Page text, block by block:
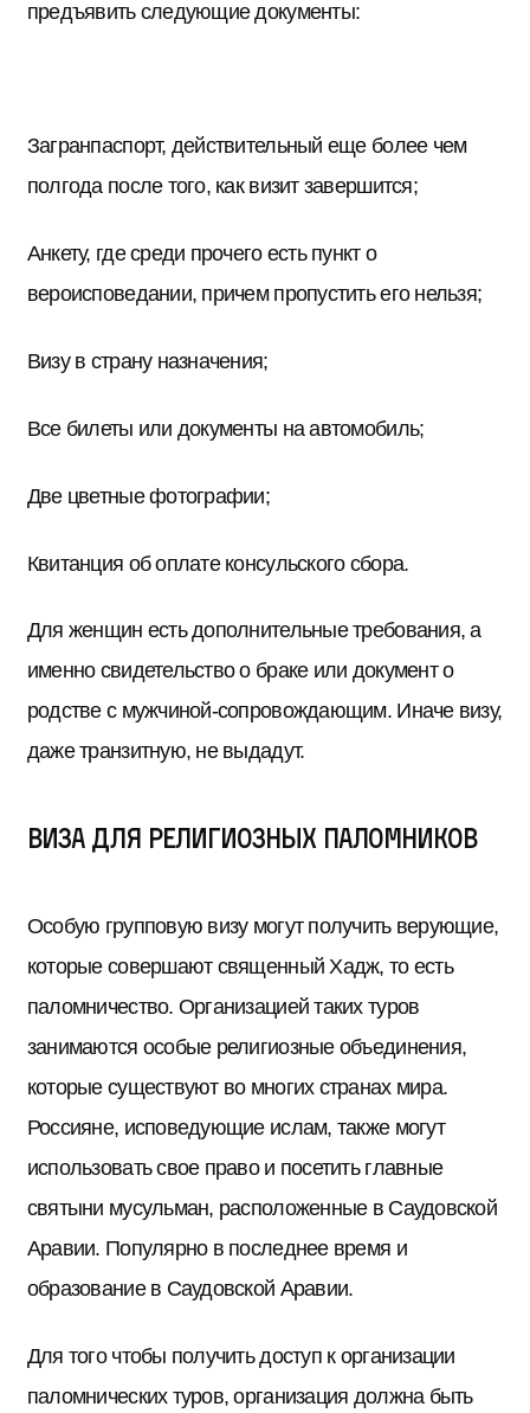
предъявить следующие документы:
Загранпаспорт, действительный еще более чем
полгода после того, как визит завершится;
Анкету, где среди прочего есть пункт о
вероисповедании, причем пропустить его нельзя;
Визу в страну назначения;
Все билеты или документы на автомобиль;
Две цветные фотографии;
Квитанция об оплате консульского сбора.
Для женщин есть дополнительные требования, а
именно свидетельство о браке или документ о
родстве с мужчиной-сопровождающим. Иначе визу,
даже транзитную, не выдадут.
Виза для религиозных паломников
Особую групповую визу могут получить верующие,
которые совершают священный Хадж, то есть
паломничество. Организацией таких туров
занимаются особые религиозные объединения,
которые существуют во многих странах мира.
Россияне, исповедующие ислам, также могут
использовать свое право и посетить главные
святыни мусульман, расположенные в Саудовской
Аравии. Популярно в последнее время и
образование в Саудовской Аравии.
Для того чтобы получить доступ к организации
паломнических туров, организация должна быть